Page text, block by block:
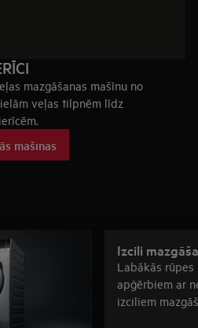
mazgāšanas mašīnu no
veļas tilpnēm līdz
mašīnas
Izcili
Labākās
apģērbiem ar
izciliem